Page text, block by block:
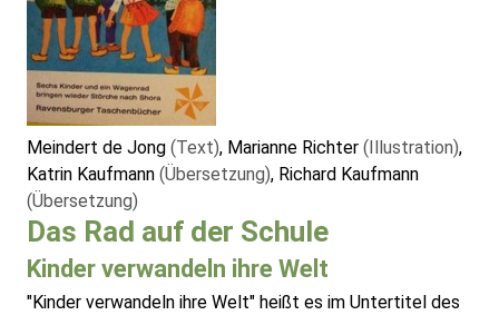
Meindert de Jong (Text), Marianne Richter (Illustration),
Katrin Kaufmann (Übersetzung), Richard Kaufmann
(Übersetzung)
Das Rad auf der Schule
Kinder verwandeln ihre Welt
"Kinder verwandeln ihre Welt" heißt es im Untertitel des